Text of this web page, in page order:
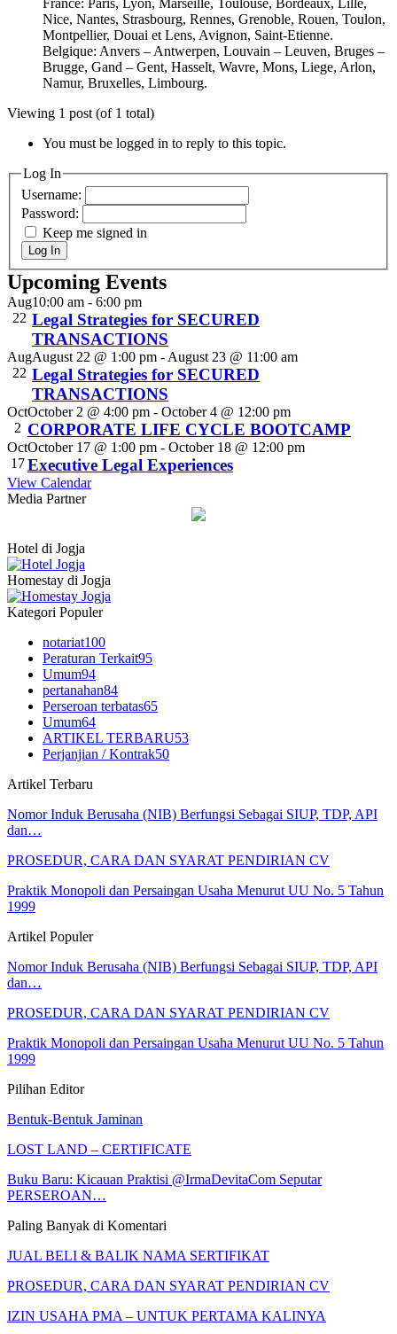
Nice, Nantes, Strasbourg, Rennes, Grenoble, Rouen, Toulon,
Montpellier, Douai et Lens, Avignon, Saint-Etienne.
Belgique: Anvers – Antwerpen, Louvain – Leuven, Bruges –
Brugge, Gand – Gent, Hasselt, Wavre, Mons, Liege, Arlon,
Namur, Bruxelles, Limbourg.
Viewing 1 post (of 1 total)
You must be logged in to reply to this topic.
Log In
Username:
Password:
Keep me signed in
Log In
Upcoming Events
Aug
22
10:00 am - 6:00 pm
Legal Strategies for SECURED
TRANSACTIONS
Aug
22
August 22 @ 1:00 pm -August 23 @ 11:00 am
Legal Strategies for SECURED
TRANSACTIONS
Oct
2
October 2 @ 4:00 pm - October 4 @ 12:00 pm
CORPORATE LIFE CYCLE BOOTCAMP
Oct
17
October 17 @ 1:00 pm - October 18 @ 12:00 pm
Executive Legal Experiences
View Calendar
Media Partner
Hotel di Jogja
Homestay di Jogja
Kategori Populer
notariat100
Peraturan Terkait95
Umum94
pertanahan84
Perseroan terbatas65
Umum64
ARTIKEL TERBARU53
Perjanjian / Kontrak50
Artikel Terbaru
Nomor Induk Berusaha (NIB) Berfungsi Sebagai SIUP, TDP, API
dan…
PROSEDUR, CARA DAN SYARAT PENDIRIAN CV
Praktik Monopoli dan Persaingan Usaha Menurut UU No. 5 Tahun
1999
Artikel Populer
Nomor Induk Berusaha (NIB) Berfungsi Sebagai SIUP, TDP, API
dan…
PROSEDUR, CARA DAN SYARAT PENDIRIAN CV
Praktik Monopoli dan Persaingan Usaha Menurut UU No. 5 Tahun
1999
Pilihan Editor
Bentuk-Bentuk Jaminan
LOST LAND – CERTIFICATE
Buku Baru: Kicauan Praktisi @IrmaDevitaCom Seputar
PERSEROAN…
Paling Banyak di Komentari
JUAL BELI & BALIK NAMA SERTIFIKAT
PROSEDUR, CARA DAN SYARAT PENDIRIAN CV
IZIN USAHA PMA – UNTUK PERTAMA KALINYA